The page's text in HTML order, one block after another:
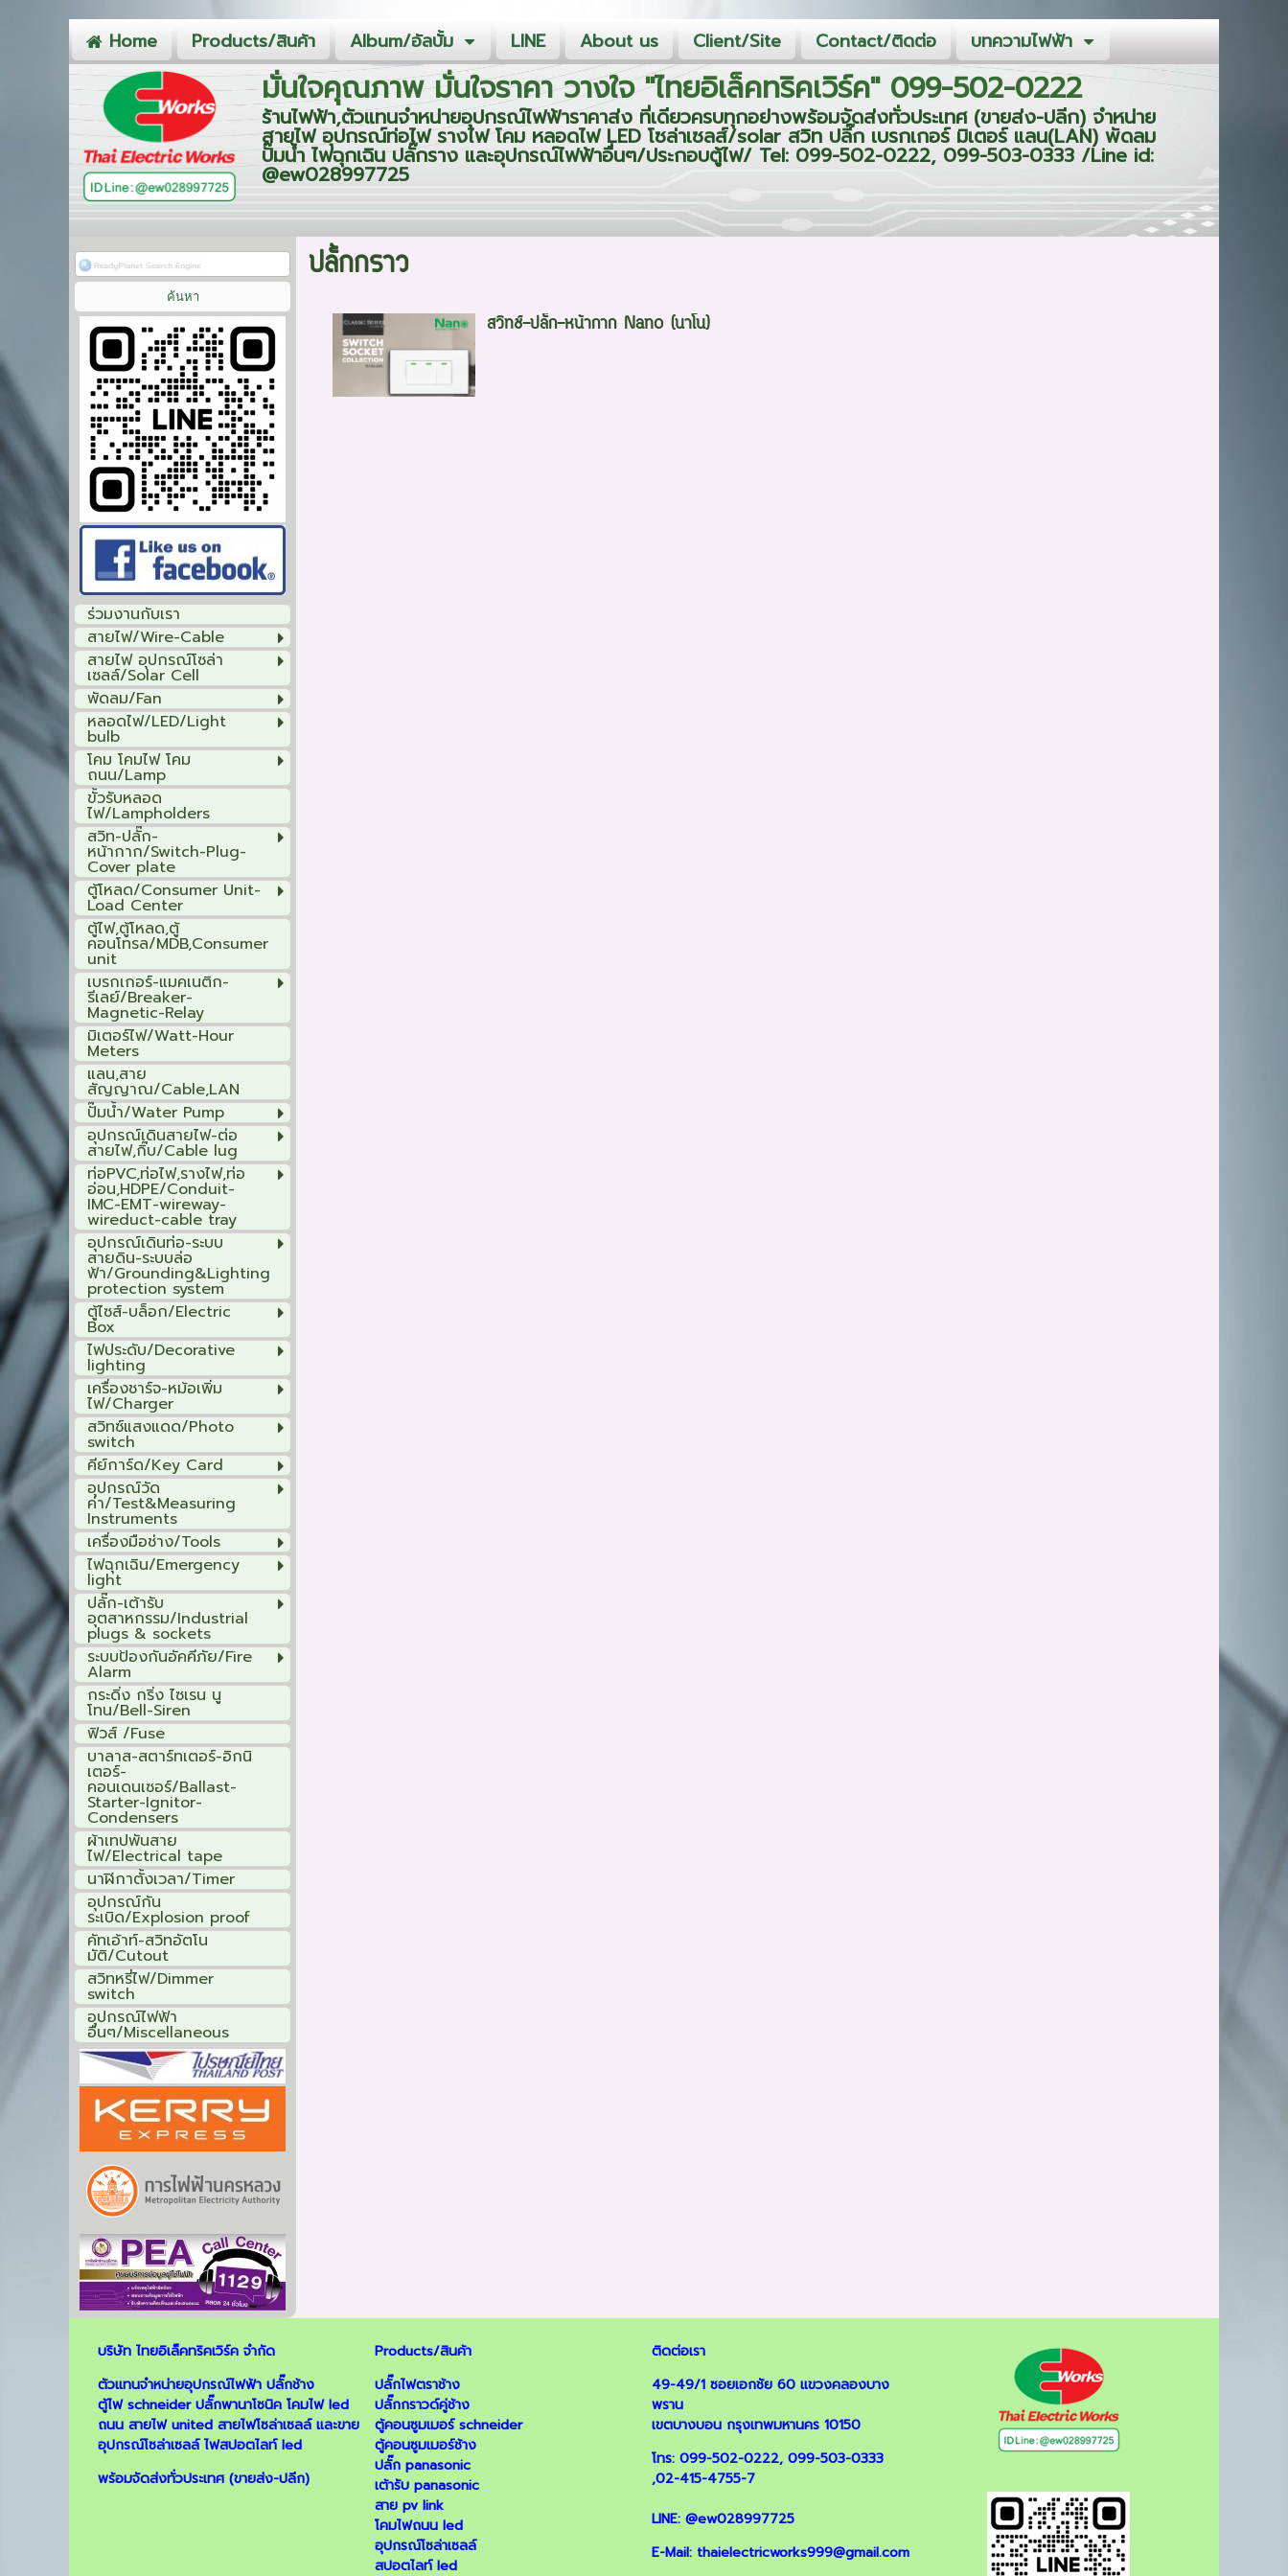
Home Products/สินค้า Album/อัลบั้ม LINE About us Client/Site Contact/ติดต่อ บทความไฟฟ้า
มั่นใจคุณภาพ มั่นใจราคา วางใจ "ไทยอิเล็คทริคเวิร์ค" 099-502-0222
ร้านไฟฟ้า,ตัวแทนจำหน่ายอุปกรณ์ไฟฟ้าราคาส่ง ที่เดียวครบทุกอย่างพร้อมจัดส่งทั่วประเทศ (ขายส่ง-ปลีก) จำหน่าย
สายไฟ อุปกรณ์ท่อไฟ รางไฟ โคม หลอดไฟ LED โซล่าเซลส์/solar สวิท ปลี๊ก เบรกเกอร์ มิเตอร์ แลน(LAN) พัดลม
ปั๊มน้ำ ไฟฉุกเฉิน ปลั๊กราง และอุปกรณ์ไฟฟ้าอื่นๆ/ประกอบตู้ไฟ/ Tel: 099-502-0222, 099-503-0333 /Line id:
@ew028997725
ร่วมงานกับเรา
สายไฟ/Wire-Cable
สายไฟ อุปกรณ์โซล่า
เซลล์/Solar Cell
พัดลม/Fan
หลอดไฟ/LED/Light
bulb
โคม โคมไฟ โคม
ถนน/Lamp
ขั้วรับหลอด
ไฟ/Lampholders
สวิท-ปลั๊ก-
หน้ากาก/Switch-Plug-
Cover plate
ตู้โหลด/Consumer Unit-
Load Center
ตู้ไฟ,ตู้โหลด,ตู้
คอนโทรล/MDB,Consumer
unit
เบรกเกอร์-แมคเนติก-
รีเลย์/Breaker-
Magnetic-Relay
มิเตอร์ไฟ/Watt-Hour
Meters
แลน,สาย
สัญญาณ/Cable,LAN
ปั๊มน้ำ/Water Pump
อุปกรณ์เดินสายไฟ-ต่อ
สายไฟ,กิ๊บ/Cable lug
ท่อPVC,ท่อไฟ,รางไฟ,ท่อ
อ่อน,HDPE/Conduit-
IMC-EMT-wireway-
wireduct-cable tray
อุปกรณ์เดินท่อ-ระบบ
สายดิน-ระบบล่อ
ฟ้า/Grounding&Lighting
protection system
ตู้ไซส์-บล็อก/Electric
Box
ไฟประดับ/Decorative
lighting
เครื่องชาร์จ-หม้อเพิ่ม
ไฟ/Charger
สวิทซ์แสงแดด/Photo
switch
คีย์การ์ด/Key Card
อุปกรณ์วัด
ค่า/Test&Measuring
Instruments
เครื่องมือช่าง/Tools
ไฟฉุกเฉิน/Emergency
light
ปลั๊ก-เต้ารับ
อุตสาหกรรม/Industrial
plugs & sockets
ระบบป้องกันอัคคีภัย/Fire
Alarm
กระดิ่ง กริ่ง ไซเรน นู
โทน/Bell-Siren
ฟิวส์ /Fuse
บาลาส-สตาร์ทเตอร์-อิกนิ
เตอร์-
คอนเดนเซอร์/Ballast-
Starter-Ignitor-
Condensers
ผ้าเทปพันสาย
ไฟ/Electrical tape
นาฬิกาตั้งเวลา/Timer
อุปกรณ์กัน
ระเบิด/Explosion proof
คัทเอ้าท์-สวิทอัตโน
มัติ/Cutout
สวิทหรี่ไฟ/Dimmer
switch
อุปกรณ์ไฟฟ้า
อื่นๆ/Miscellaneous
ปลั้กกราว
สวิทช์-ปลั๊ก-หน้ากาก Nano (นาโน)
บริษัท ไทยอิเล็คทริคเวิร์ค จำกัด
ตัวแทนจำหน่ายอุปกรณ์ไฟฟ้าปลั๊กช้าง
ตู้ไฟ schneider ปลั๊กพานาโซนิค โคมไฟ led
ถนน สายไฟ united สายไฟโซล่าเซลล์และขาย
อุปกรณ์โซล่าเซลล์ ไฟสปอตไลท์ led
พร้อมจัดส่งทั่วประเทศ (ขายส่ง-ปลีก)
Products/สินค้า
ปลั๊กไฟตราช้าง
ปลั๊กกราวด์คู่ช้าง
ตู้คอนซูมเมอร์ schneider
ตู้คอนซูมเมอร์ช้าง
ปลั๊ก panasonic
เต้ารับ panasonic
สาย pv link
โคมไฟถนน led
อุปกรณ์โซล่าเซลล์
สปอตไลท์ led
ติดต่อเรา
49-49/1 ซอยเอกชัย 60 แขวงคลองบาง
พราน
เขตบางบอน กรุงเทพมหานคร 10150
โทร: 099-502-0222, 099-503-0333
,02-415-4755-7
LINE: @ew028997725
E-Mail: thaielectricworks999@gmail.com